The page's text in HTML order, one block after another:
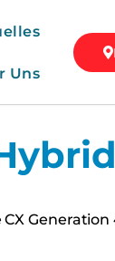
Uns
Generation